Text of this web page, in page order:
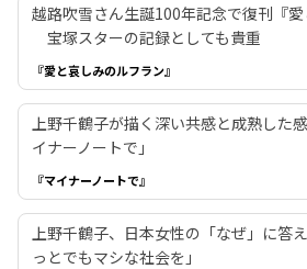
越路吹雪さん生誕100年記念で復刊『愛
宝塚スターの記録としても貴重
『愛と哀しみのルフラン』
上野千鶴子が描く深い共感と成熟し
イナーノートで」
『マイナーノートで』
上野千鶴子、日本女性の「なぜ」に
っとでもマシな社会を」